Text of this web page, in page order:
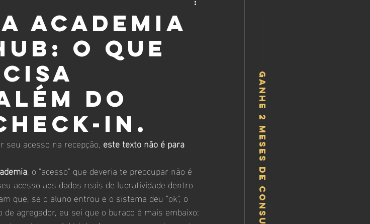
Academia
O que
do
in.
acesso na recepção, este texto não é para
, o "acesso" que deveria te preocupar não é
acesso aos dados reais de lucratividade dentro
que, se o aluno entrou e o sistema deu "ok", o
agregador, eu sei que o buraco é mais embaixo: